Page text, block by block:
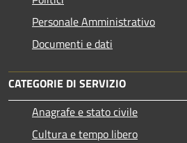
Personale Amministrativo
Documenti e dati
CATEGORIE DI SERVIZIO
Anagrafe e stato civile
Cultura e tempo libero